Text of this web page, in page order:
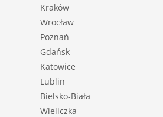
Kraków
Wrocław
Poznań
Gdańsk
Katowice
Lublin
Bielsko-Biała
Wieliczka